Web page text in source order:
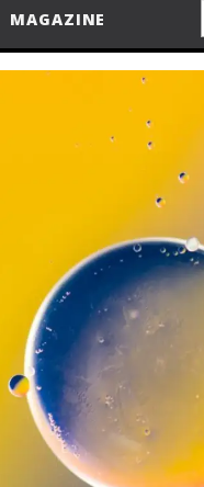
MAGAZINE